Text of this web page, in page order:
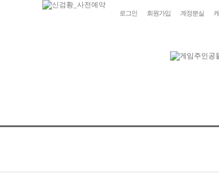
로그인 회원가입 계정분실